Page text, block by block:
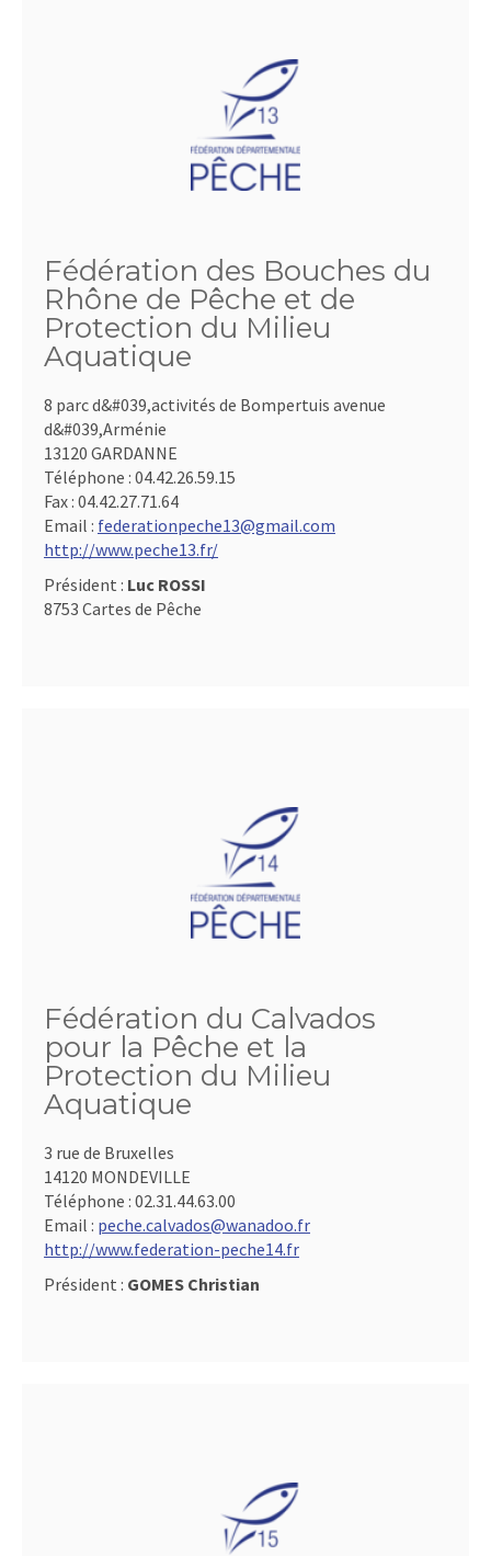
Fédération des Bouches du
Rhône de Pêche et de
Protection du Milieu
Aquatique
8 parc d&#039,activités de Bompertuis avenue
d&#039,Arménie
13120 GARDANNE
Téléphone : 04.42.26.59.15
Fax : 04.42.27.71.64
Email : federationpeche13@gmail.com
http://www.peche13.fr/
Président : Luc ROSSI
8753 Cartes de Pêche
Fédération du Calvados
pour la Pêche et la
Protection du Milieu
Aquatique
3 rue de Bruxelles
14120 MONDEVILLE
Téléphone : 02.31.44.63.00
Email : peche.calvados@wanadoo.fr
http://www.federation-peche14.fr
Président : GOMES Christian